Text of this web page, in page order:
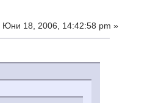
Юни 18, 2006, 14:42:58 pm »